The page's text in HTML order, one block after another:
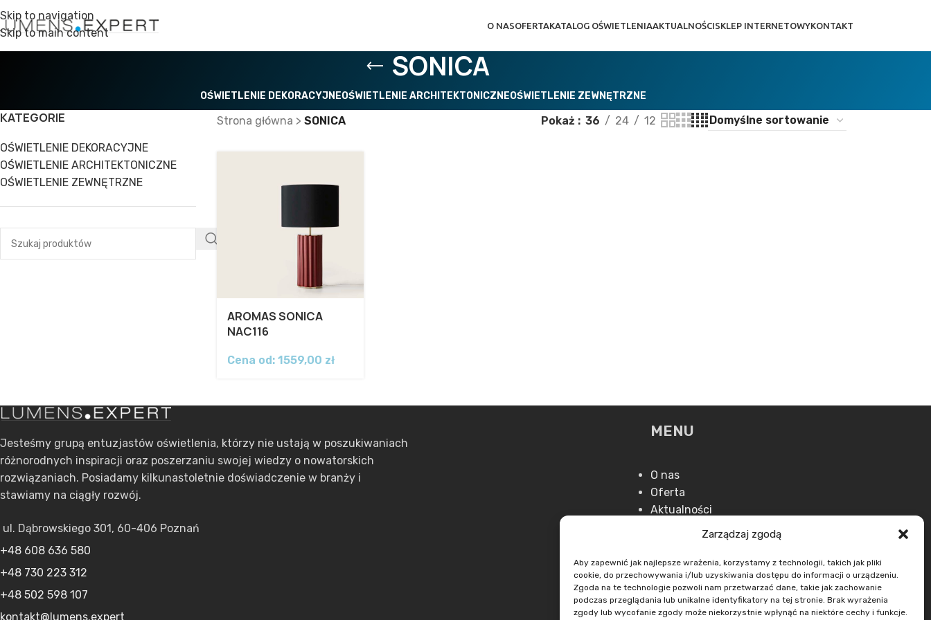
Zarządzaj zgodą
Aby zapewnić jak najlepsze wrażenia, korzystamy z technologii, takich jak pliki
cookie, do przechowywania i/lub uzyskiwania dostępu do informacji o urządzeniu.
Zgoda na te technologie pozwoli nam przetwarzać dane, takie jak zachowanie
podczas przeglądania lub unikalne identyfikatory na tej stronie. Brak wyrażenia
zgody lub wycofanie zgody może niekorzystnie wpłynąć na niektóre cechy i funkcje.
Skip to navigation
Skip to main content
O NASOFERTAKATALOG OŚWIETLENIAAKTUALNOŚCISKLEP INTERNETOWYKONTAKT
SONICA
OŚWIETLENIE DEKORACYJNEOŚWIETLENIE ARCHITEKTONICZNEOŚWIETLENIE ZEWNĘTRZNE
KATEGORIE
OŚWIETLENIE DEKORACYJNE
OŚWIETLENIE ARCHITEKTONICZNE
OŚWIETLENIE ZEWNĘTRZNE
Strona główna > SONICA Pokaż 36 24 12
AROMAS SONICA
NAC116
Cena od: 1559,00 zł
Jesteśmy grupą entuzjastów oświetlenia, którzy nie ustają w poszukiwaniach
różnorodnych inspiracji oraz poszerzaniu swojej wiedzy o nowatorskich
rozwiązaniach. Posiadamy kilkunastoletnie doświadczenie w branży i
stawiamy na ciągły rozwój.
ul. Dąbrowskiego 301, 60-406 Poznań
+48 608 636 580
+48 730 223 312
+48 502 598 107
kontakt@lumens.expert
MENU
O nas
Oferta
Aktualności